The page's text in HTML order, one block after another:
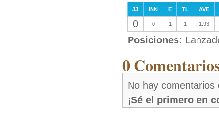
JJ INN E TL AVE
0 0 1 1 1.93
Posiciones:
0
No hay comentarios
¡Sé el primero en